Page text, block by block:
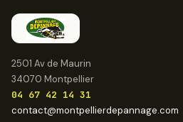
2501 Av de Maurin
34070 Montpellier
04 67 42 14 31
contact@montpellierdepannage.com